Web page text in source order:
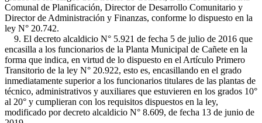
Comunal de Planificación, Director de Desarrollo Comunitario y
Director de Administración y Finanzas, conforme lo dispuesto en la
ley N° 20.742.
9. El decreto alcaldicio N° 5.921 de fecha 5 de julio de 2016 que
encasilla a los funcionarios de la Planta Municipal de Cañete en la
forma que indica, en virtud de lo dispuesto en el Artículo Primero
Transitorio de la ley N° 20.922, esto es, encasillando en el grado
inmediatamente superior a los funcionarios titulares de las plantas de
técnico, administrativos y auxiliares que estuvieren en los grados 10°
al 20° y cumplieran con los requisitos dispuestos en la ley,
modificado por decreto alcaldicio N° 8.609, de fecha 13 de junio de